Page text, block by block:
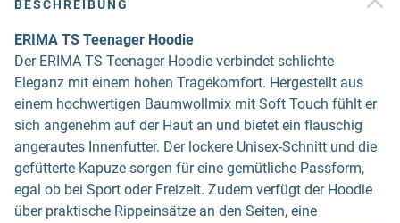
BESCHREIBUNG
ERIMA TS Teenager Hoodie
Der ERIMA TS Teenager Hoodie verbindet schlichte
Eleganz mit einem hohen Tragekomfort. Hergestellt aus
einem hochwertigen Baumwollmix mit Soft Touch fühlt er
sich angenehm auf der Haut an und bietet ein flauschig
angerautes Innenfutter. Der lockere Unisex-Schnitt und die
gefütterte Kapuze sorgen für eine gemütliche Passform,
egal ob bei Sport oder Freizeit. Zudem verfügt der Hoodie
über praktische Rippeinsätze an den Seiten, eine